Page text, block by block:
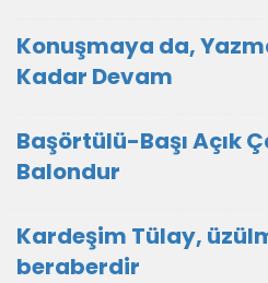
Konuşmaya da,
Kadar Devam
Başörtülü-Başı Açık
Balondur
Kardeşim Tülay,
beraberdir